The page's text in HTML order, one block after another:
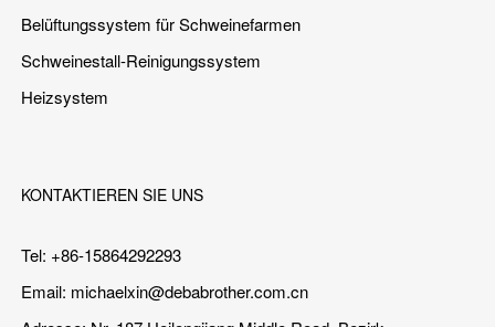
Belüftungssystem für Schweinefarmen
Schweinestall-Reinigungssystem
Heizsystem
KONTAKTIEREN SIE UNS
Tel: +86-15864292293
Email: michaelxin@debabrother.com.cn